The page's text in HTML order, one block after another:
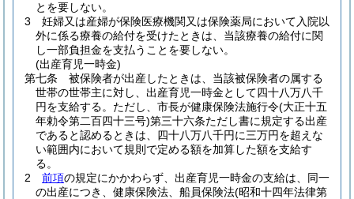
とを要しない。
3
妊婦又は産婦が保険医療機関又は保険薬局において入院以
外に係る療養の給付を受けたときは、当該療養の給付に関
し一部負担金を支払うことを要しない。
(出産育児一時金)
第七条
被保険者が出産したときは、当該被保険者の属する
世帯の世帯主に対し、出産育児一時金として四十八万八千
円を支給する。 ただし、市長が健康保険法施行令(大正十五
年勅令第二百四十三号)第三十六条ただし書に規定する出産
であると認めるときは、四十八万八千円に三万円を超えな
い範囲内において規則で定める額を加算した額を支給す
る。
2
前項の規定にかかわらず、出産育児一時金の支給は、同一
の出産につき、健康保険法、船員保険法(昭和十四年法律第